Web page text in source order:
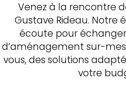
Venez à la rencontre
Gustave Rideau. Notre
écoute pour
d’aménagement sur-
vous, des solutions
votre